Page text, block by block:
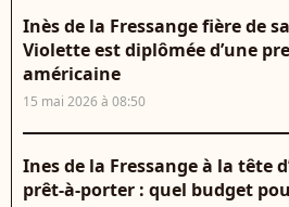
Inès de la Fressange fière de
Violette est diplômée d’une
américaine
15 mai 2026 à 08:50
Ines de la Fressange à la tête
prêt-à-porter : quel budget